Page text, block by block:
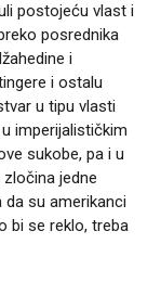
postojeću vlast i
posrednika
i
i ostalu
u tipu vlasti
imperijalističkim
sukobe, pa i u
jedne
su amerikanci
bi se reklo, treba